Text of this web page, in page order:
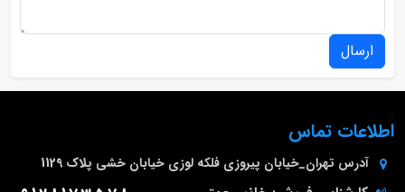
ارسال
اطلاعات تماس
آدرس تهران_خیابان پیروزی فلکه لوزی خیابان خشی پلاک 1129